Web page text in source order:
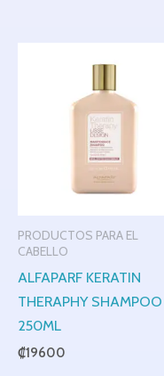
PRODUCTOS PARA EL
CABELLO
ALFAPARF KERATIN
THERAPHY SHAMPOO
250ML
₡19600